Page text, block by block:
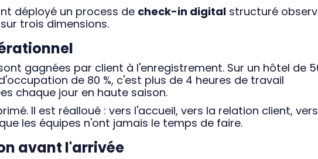
déployé un process de check-in digital structuré
trois dimensions.
gagnées par client à l'enregistrement. Sur un hôtel de
de 80 %, c'est plus de 4 heures de travail
chaque jour en haute saison.
Il est réalloué : vers l'accueil, vers la relation client,
les équipes n'ont jamais le temps de faire.
avant l'arrivée